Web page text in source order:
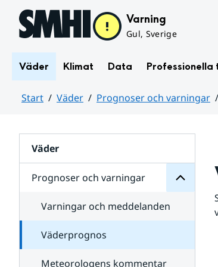
Hoppa till sidans innehåll Varning
Gul, Sverige
Väder Klimat Data Professionella
Start Väder Prognoser och varningar
Väder
Prognoser och varningar
för
varningar
Varningar och meddelanden
Väderprognos
Meteorologens kommentar